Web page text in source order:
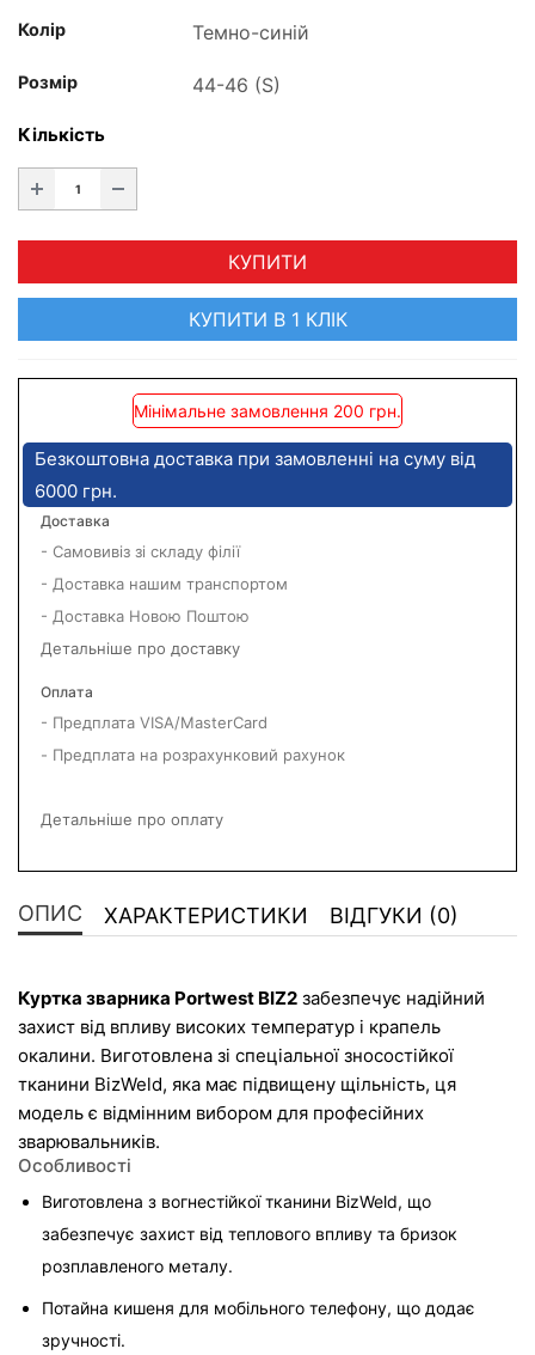
Колір
Розмір
Кількість
КУПИТИ
КУПИТИ В 1 КЛІК
Мінімальне замовлення 200 грн.
Безкоштовна доставка при замовленні на суму від
6000 грн.
Доставка
- Самовивіз зі складу філії
- Доставка нашим транспортом
- Доставка Новою Поштою
Детальніше про доставку
Оплата
- Предплата VISA/MasterCard
- Предплата на розрахунковий рахунок
Детальніше про оплату
ОПИС ХАРАКТЕРИСТИКИ ВІДГУКИ (0)
Куртка зварника Portwest BIZ2 забезпечує надійний
захист від впливу високих температур і крапель
окалини. Виготовлена зі спеціальної зносостійкої
тканини BizWeld, яка має підвищену щільність, ця
модель є відмінним вибором для професійних
зварювальників.
Особливості
Виготовлена з вогнестійкої тканини BizWeld, що
забезпечує захист від теплового впливу та бризок
розплавленого металу.
Потайна кишеня для мобільного телефону, що додає
зручності.